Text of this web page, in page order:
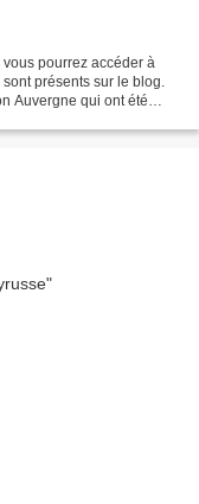
pourrez accéder à
présents sur le blog.
Auvergne qui ont été